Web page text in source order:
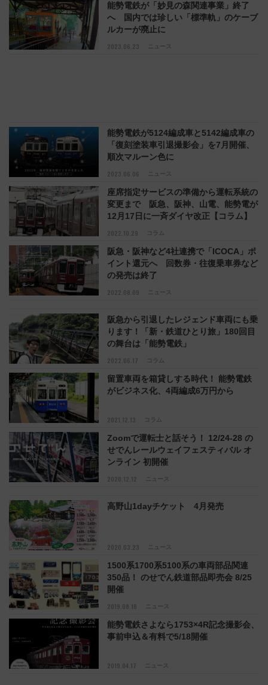
2023.06.23 ニュース
能勢電鉄が「妙見の森関連事業」終了
へ 国内では珍しい「標準軌」のケーブ
ルカーが廃止に
2023.06.06 ニュース
能勢電鉄が5124編成車と5142編成車の
「復刻塗装車引退撮影会」を7月開催、
順次マルーン色に
2022.10.29 コラム
座席指定サービスの準備から運転系統の
変更まで 阪急、阪神、山電、能勢電が
12月17日に一斉ダイヤ改正【コラム】
2022.08.09 ニュース
阪急・阪神など4社連携で「ICOCA」ポ
イント還元へ 回数券・往復乗車券など
の発売は終了
2022.06.17 コラム
阪急から引退したレジェンド車両にも乗
ります！「新・鉄道ひとり旅」180回目
の舞台は「能勢電鉄」
2021.12.13 コラム
留置車両を箱貸しする時代！ 能勢電鉄
がビジネス化、4両編成6万円から
2020.12.12 ニュース
Zoomで運転士と話そう！ 12/24-28 の
せでんレールウェイフェスティバル オ
ンライン 初開催
2020.03.23 ニュース
高野山1dayチケット 4月発売
2019.08.18 ニュース
1500系1700系5100系の車両部品関連
350品！ のせでん鉄道部品即売会 8/25
開催
2019.04.17 ニュース
能勢電鉄さよなら1753×4R記念撮影会、
事前申込＆有料で5/18開催